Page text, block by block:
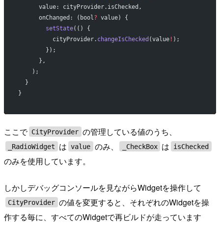
      value: cityProvider.isChecked,
      onChanged: (bool
? value) {
        setState
(() {
          cityProvider.
changeIsChecked (value! );
        });
      },
    );
  }
}
ここで CityProvider の管理している値のうち、
_RadioWidget は value のみ、 _CheckBox は isChecked
のみを使用しています。
しかしデバッグコンソールを見ながらWidgetを操作して
CityProvider の値を変更すると、それぞれのWidgetを操
作する毎に、すべてのWidgetで再ビルドが走っています